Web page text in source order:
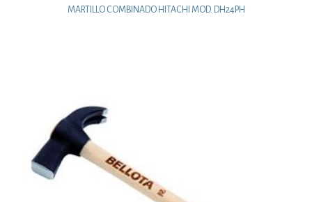
MARTILLO COMBINADO HITACHI MOD. DH24PH